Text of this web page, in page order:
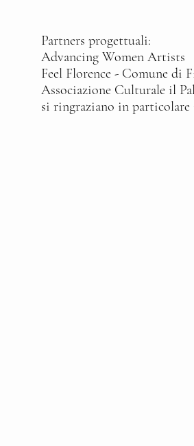
Partners progettuali:
Advancing Women Artists
Feel Florence - Comune di
Associazione Culturale il
si ringraziano in